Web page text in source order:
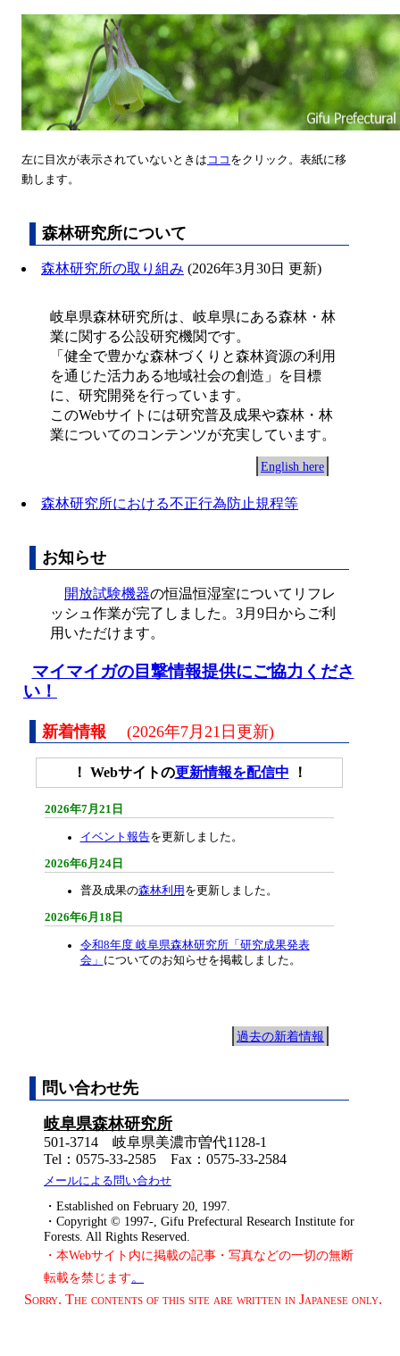
左に目次が表示されていないときは ココ をクリック。表紙に移
動します。
森林研究所について
森林研究所の取り組み (2026年3月30日 更新)
岐阜県森林研究所は、岐阜県にある森林・林
業に関する公設研究機関です。
「健全で豊かな森林づくりと森林資源の利用
を通じた活力ある地域社会の創造」を目標
に、研究開発を行っています。
このWebサイトには研究普及成果や森林・林
業についてのコンテンツが充実しています。
English here
森林研究所における不正行為防止規程等
お知らせ
開放試験機器の恒温恒湿室についてリフレ
ッシュ作業が完了しました。3月9日からご利
用いただけます。
マイマイガの目撃情報提供にご協力くださ
い！
新着情報 (2026年7月21日更新)
！ Webサイトの更新情報を配信中 ！
2026年7月21日
イベント報告を更新しました。
2026年6月24日
普及成果の森林利用 を更新しました。
2026年6月18日
令和8年度 岐阜県森林研究所「研究成果発表
会」 についてのお知らせを掲載しました。
過去の新着情報
問い合わせ先
岐阜県森林研究所
501-3714 岐阜県美濃市曽代1128-1
Tel：0575-33-2585 Fax：0575-33-2584
メールによる問い合わせ
・Established on February 20, 1997.
・Copyright © 1997-, Gifu Prefectural Research Institute for
Forests. All Rights Reserved.
・本Webサイト内に掲載の記事・写真などの一切の無断
転載を禁じます。
Sorry. The contents of this site are written in Japanese only.